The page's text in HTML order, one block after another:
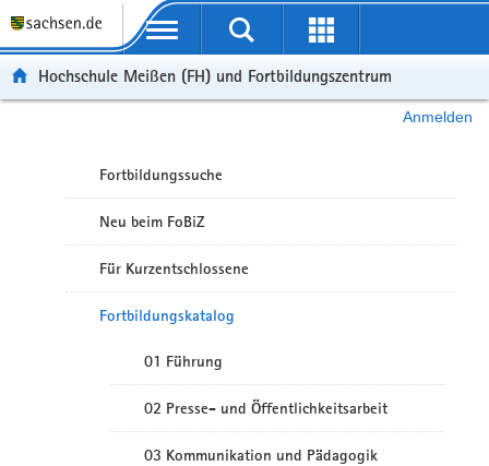
Portalübergreifende Navigation
Hochschule Meißen (FH) und Fortbildungszentrum
Anmelden
Fortbildungssuche
Neu beim FoBiZ
Für Kurzentschlossene
Fortbildungskatalog
01 Führung
02 Presse- und Öffentlichkeitsarbeit
03 Kommunikation und Pädagogik